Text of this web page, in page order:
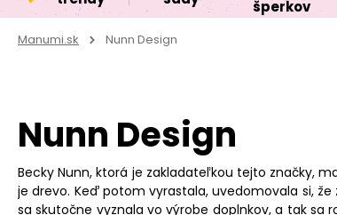
šperkov
Manumi.sk Nunn Design
Nunn Design
Becky Nunn, ktorá je zakladateľkou tejto značky,
je drevo. Keď potom vyrastala, uvedomovala si,
sa skutočne vyznala vo výrobe doplnkov, a tak